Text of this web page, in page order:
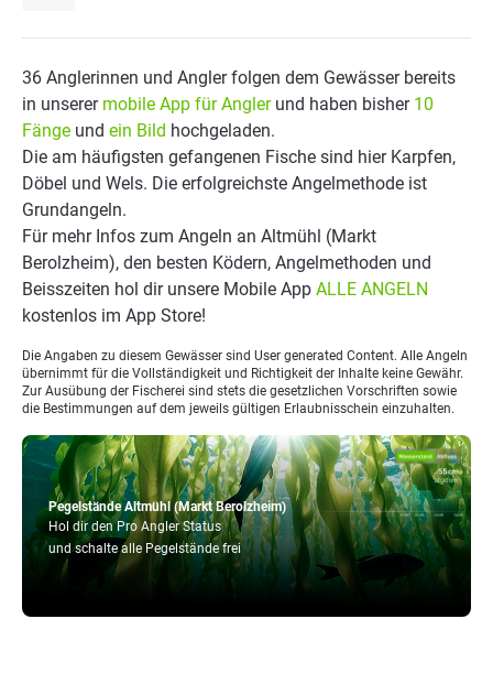
Pegelstände Altmühl (Markt Berolzheim)
Hol dir den Pro Angler Status
und schalte alle Pegelstände frei
36 Anglerinnen und Angler folgen dem Gewässer bereits
in unserer mobile App für Anglerund haben bisher 10
Fänge und ein Bild hochgeladen.
Die am häufigsten gefangenen Fische sind hier Karpfen,
Döbel und Wels. Die erfolgreichste Angelmethode ist
Grundangeln.
Für mehr Infos zum Angeln an Altmühl (Markt
Berolzheim), den besten Ködern, Angelmethoden und
Beisszeiten hol dir unsere Mobile App ALLE ANGELN
kostenlos im App Store!
Die Angaben zu diesem Gewässer sind User generated Content. Alle Angeln
übernimmt für die Vollständigkeit und Richtigkeit der Inhalte keine Gewähr.
Zur Ausübung der Fischerei sind stets die gesetzlichen Vorschriften sowie
die Bestimmungen auf dem jeweils gültigen Erlaubnisschein einzuhalten.